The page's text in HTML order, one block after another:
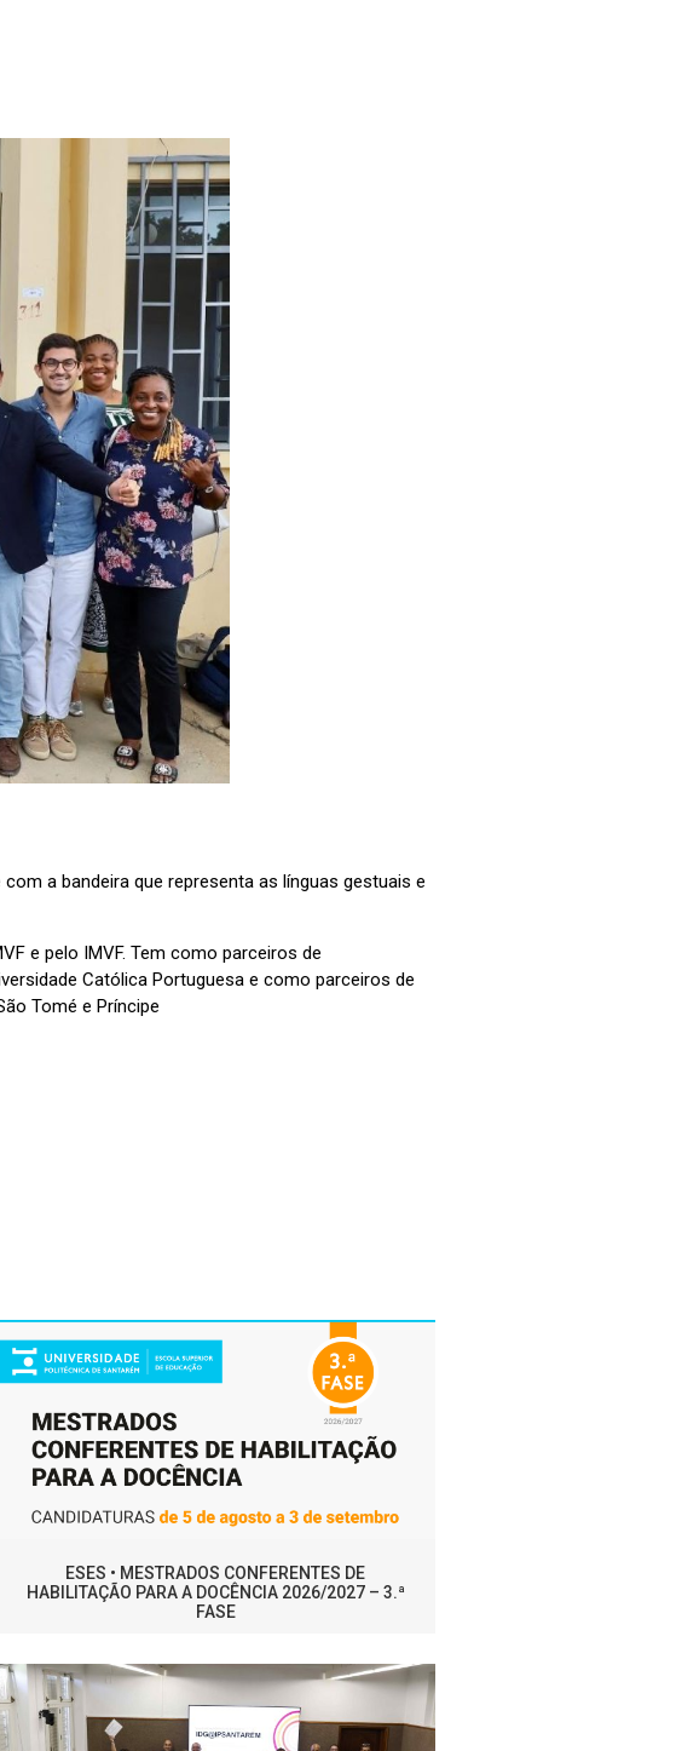
a bandeira que representa as línguas gestuais e
e pelo IMVF. Tem como parceiros de
Católica Portuguesa e como parceiros de
Tomé e Príncipe
ESES • MESTRADOS CONFERENTES DE
HABILITAÇÃO PARA A DOCÊNCIA 2026/2027 – 3.ª
FASE